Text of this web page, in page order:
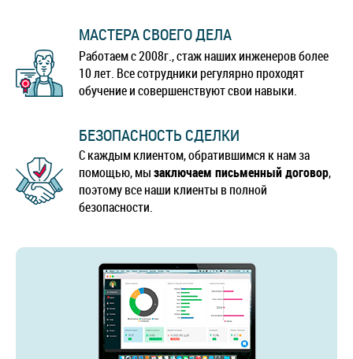
МАСТЕРА СВОЕГО ДЕЛА
Работаем с 2008г., стаж наших инженеров более
10 лет. Все сотрудники регулярно проходят
обучение и совершенствуют свои навыки.
БЕЗОПАСНОСТЬ СДЕЛКИ
С каждым клиентом, обратившимся к нам за
помощью, мызаключаем письменный договор,
поэтому все наши клиенты в полной
безопасности.